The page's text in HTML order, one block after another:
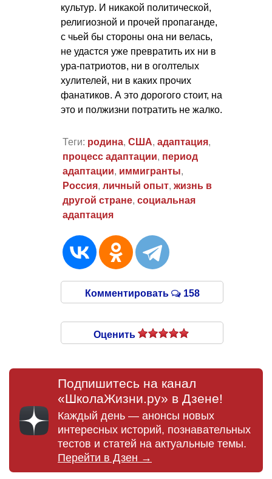
культур. И никакой политической,
религиозной и прочей пропаганде,
с чьей бы стороны она ни велась,
не удастся уже превратить их ни в
ура-патриотов, ни в оголтелых
хулителей, ни в каких прочих
фанатиков. А это дорогого стоит, на
это и полжизни потратить не жалко.
Теги: родина, США, адаптация,
процесс адаптации, период
адаптации, иммигранты,
Россия, личный опыт, жизнь в
другой стране, социальная
адаптация
Комментировать 158
Оценить
Подпишитесь на канал
«ШколаЖизни.ру» в Дзене!
Каждый день — анонсы новых
интересных историй, познавательных
тестов и статей на актуальные темы.
Перейти в Дзен →